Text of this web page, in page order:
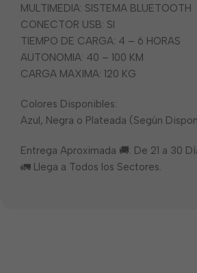
MULTIMEDIA: SISTEMA BLUETOOTH
CONECTOR USB: SI
TIEMPO DE CARGA: 4 – 6 HORAS
AUTONOMIA: 40 – 100 KM
CARGA MAXIMA: 120 KG
Colores Disponibles:
Azul, Negra o Plateada (Según
Entrega Aproximada 🚚: De 21 a 30
🚛 Llega a Todos los Sectores.